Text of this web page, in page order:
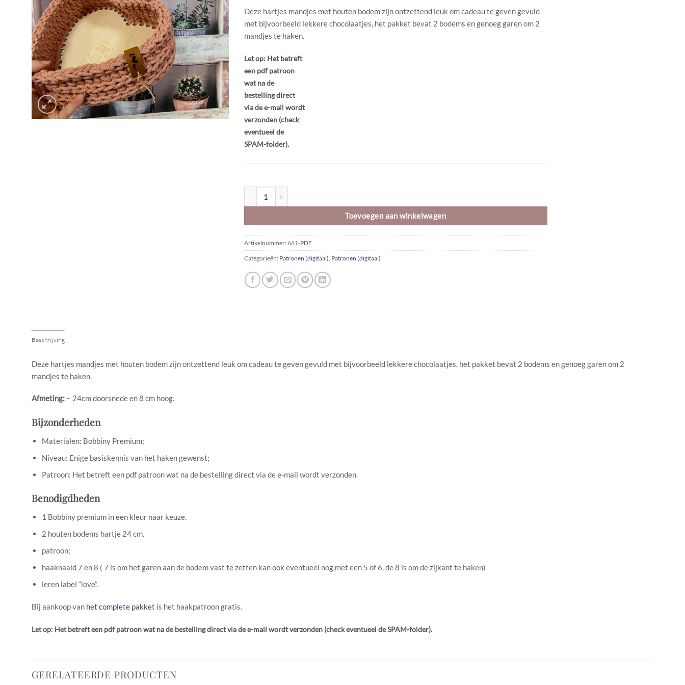
Deze hartjes mandjes met houten bodem zijn ontzettend leuk om cadeau te geven gevuld
met bijvoorbeeld lekkere chocolaatjes, het pakket bevat 2 bodems en genoeg garen om 2
mandjes te haken.
Let op: Het betreft
een pdf patroon
wat na de
bestelling direct
via de e-mail wordt
verzonden (check
eventueel de
SPAM-folder).
Toevoegen aan winkelwagen
Artikelnummer:661-PDF
Categorieën: Patronen (digitaal), Patronen (digitaal)
Beschrijving
Deze hartjes mandjes met houten bodem zijn ontzettend leuk om cadeau te geven gevuld met bijvoorbeeld lekkere chocolaatjes, het pakket bevat 2 bodems en genoeg garen om 2
mandjes te haken.
Afmeting: ~ 24cm doorsnede en 8 cm hoog.
Bijzonderheden
Materialen: Bobbiny Premium;
Niveau: Enige basiskennis van het haken gewenst;
Patroon: Het betreft een pdf patroon wat na de bestelling direct via de e-mail wordt verzonden.
Benodigdheden
1 Bobbiny premium in een kleur naar keuze.
2 houten bodems hartje 24 cm.
patroon;
haaknaald 7 en 8 ( 7 is om het garen aan de bodem vast te zetten kan ook eventueel nog met een 5 of 6, de 8 is om de zijkant te haken)
leren label “love”.
Bij aankoop van het complete pakket is het haakpatroon gratis.
Let op: Het betreft een pdf patroon wat na de bestelling direct via de e-mail wordt verzonden (check eventueel de SPAM-folder).
GERELATEERDE PRODUCTEN